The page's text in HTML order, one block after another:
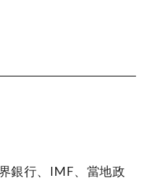
銀行、IMF、當地政